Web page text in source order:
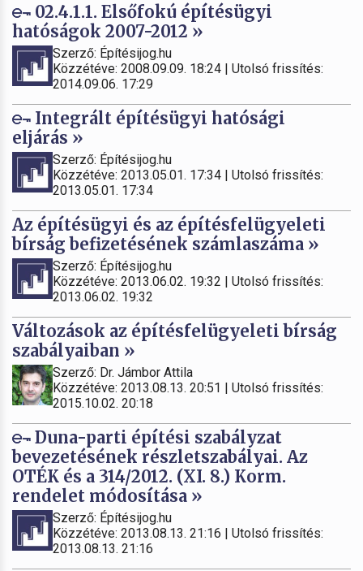
02.4.1.1. Elsőfokú építésügyi
hatóságok 2007-2012 »
Szerző: Építésijog.hu
Közzétéve: 2008.09.09. 18:24 | Utolsó frissítés:
2014.09.06. 17:29
Integrált építésügyi hatósági
eljárás »
Szerző: Építésijog.hu
Közzétéve: 2013.05.01. 17:34 | Utolsó frissítés:
2013.05.01. 17:34
Az építésügyi és az építésfelügyeleti
bírság befizetésének számlaszáma »
Szerző: Építésijog.hu
Közzétéve: 2013.06.02. 19:32 | Utolsó frissítés:
2013.06.02. 19:32
Változások az építésfelügyeleti bírság
szabályaiban »
Szerző: Dr. Jámbor Attila
Közzétéve: 2013.08.13. 20:51 | Utolsó frissítés:
2015.10.02. 20:18
Duna-parti építési szabályzat
bevezetésének részletszabályai. Az
OTÉK és a 314/2012. (XI. 8.) Korm.
rendelet módosítása »
Szerző: Építésijog.hu
Közzétéve: 2013.08.13. 21:16 | Utolsó frissítés:
2013.08.13. 21:16